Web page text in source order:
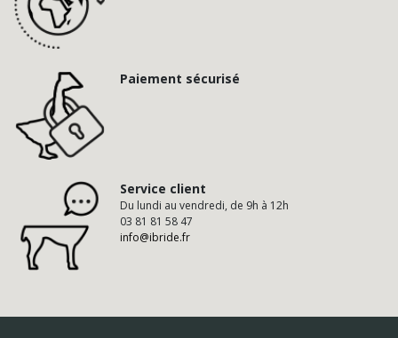
Paiement sécurisé
Service client
Du lundi au vendredi, de 9h à 12h
03 81 81 58 47
info@ibride.fr